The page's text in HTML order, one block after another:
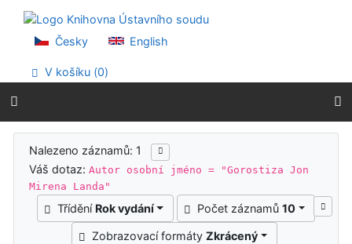
Přejít na menu
Prohlášení o webové přístupnosti
Česky English
V košíku (0)
Výsledky vyhledávání
Nalezeno záznamů: 1
Váš dotaz:Autor osobní jméno = "Gorostiza Jon
Mirena Landa"
Třídění Rok vydání Počet záznamů 10
Zobrazovací formáty Zkrácený